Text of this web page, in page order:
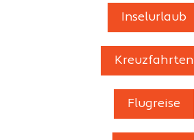
Inselurlaub
Kreuzfahrten
Flugreise